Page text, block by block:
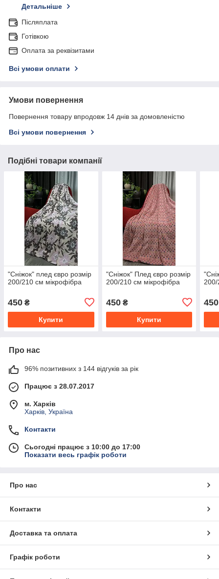
Детальніше
Післяплата
Готівкою
Оплата за реквізитами
Всі умови оплати
Умови повернення
Повернення товару впродовж 14 днів за домовленістю
Всі умови повернення
Подібні товари компанії
"Сніжок" плед євро розмір
200/210 см мікрофібра
450 ₴
Купити
"Сніжок" Плед євро розмір
200/210 см мікрофібра
450₴
Купити
200/
450
Про нас
96% позитивних з 144 відгуків за рік
Працює з 28.07.2017
м. Харків
Харків, Україна
Контакти
Сьогодні працює з 10:00 до 17:00
Показати весь графік роботи
Про нас
Контакти
Доставка та оплата
Графік роботи